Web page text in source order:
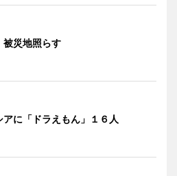
被災地照らす
アに「ドラえもん」１６人